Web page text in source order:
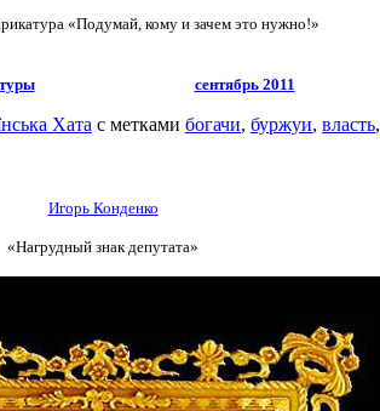
«Подумай, кому и зачем это нужно!»
сентябрь 2011
Хата с метками богачи, буржуи, власть,
Игорь Конденко
«Нагрудный знак депутата»